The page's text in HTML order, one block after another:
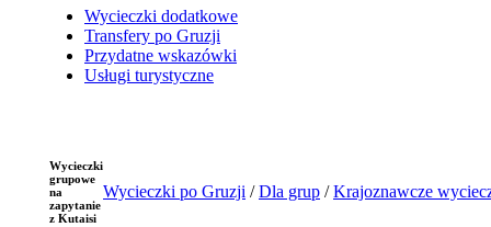
Wycieczki dodatkowe
Transfery po Gruzji
Przydatne wskazówki
Usługi turystyczne
Wycieczki
grupowe
na
zapytanie
z Kutaisi
Wycieczki po Gruzji /Dla grup /Krajoznawcze